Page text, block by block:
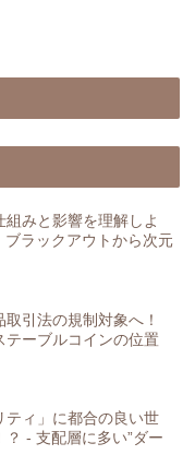
みと影響を理解しよ
ブラックアウトから次元
引法の規制対象へ！
テーブルコインの位置
ティ」に都合の良い世
- 支配層に多い”ダー